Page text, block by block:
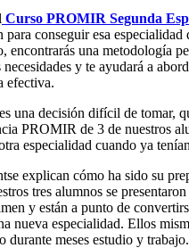
Curso PROMIR Segunda
para conseguir esa especialidad
encontrarás una metodología
necesidades y te ayudará a
efectiva.
una decisión difícil de tomar,
PROMIR de 3 de nuestros
especialidad cuando ya
explican cómo ha sido su
tres alumnos se
y están a punto de
nueva especialidad. Ellos
durante meses estudio y trabajo.